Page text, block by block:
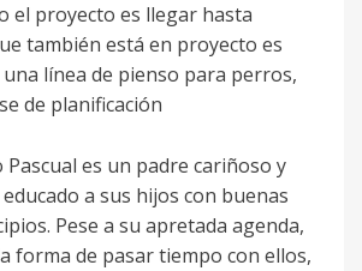
el proyecto es llegar hasta
también está en proyecto es
línea de pienso para perros,
de planificación
es un padre cariñoso y
a sus hijos con buenas
Pese a su apretada agenda,
forma de pasar tiempo con ellos,